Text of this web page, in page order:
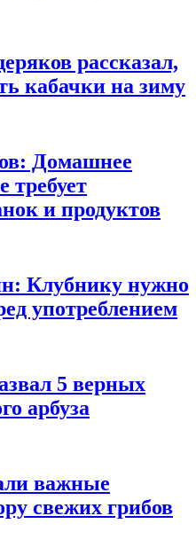
рассказал,
кабачки на зиму
Домашнее
требует
и продуктов
Клубнику нужно
употреблением
5 верных
арбуза
важные
свежих грибов